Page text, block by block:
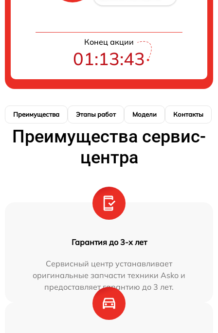
Конец акции
01:13:42
Преимущества Этапы работ Модели Контакты
Преимущества сервис-
центра
Гарантия до 3-х лет
Сервисный центр устанавливает
оригинальные запчасти техники Asko и
предоставляет гарантию до 3 лет.